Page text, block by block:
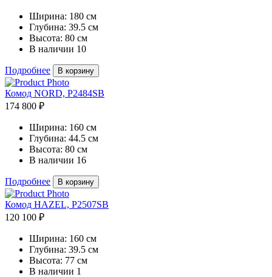
Ширина: 180 см
Глубина: 39.5 см
Высота: 80 см
В наличии 10
Подробнее В корзину
Комод NORD, P2484SB
174 800 ₽
Ширина: 160 см
Глубина: 44.5 см
Высота: 80 см
В наличии 16
Подробнее В корзину
Комод HAZEL, P2507SB
120 100 ₽
Ширина: 160 см
Глубина: 39.5 см
Высота: 77 см
В наличии 1